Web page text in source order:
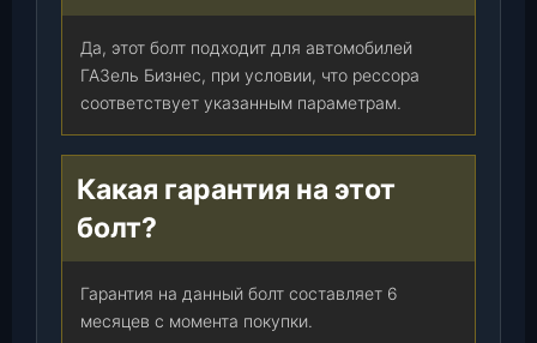
Да, этот болт подходит для автомобилей
ГАЗель Бизнес, при условии, что рессора
соответствует указанным параметрам.
Какая гарантия на этот
болт?
Гарантия на данный болт составляет 6
месяцев с момента покупки.